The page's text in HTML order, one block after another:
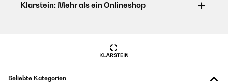
Beliebte Kategorien